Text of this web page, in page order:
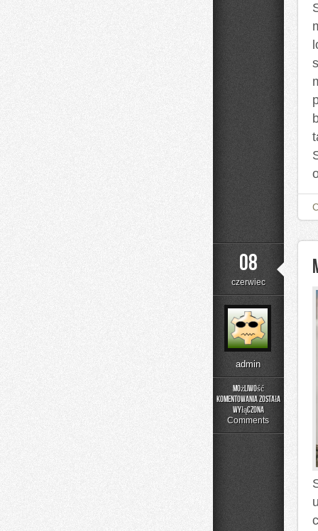
08
czerwiec
admin
Możliwość
komentowania
Catering
została
wyłączona
Comments